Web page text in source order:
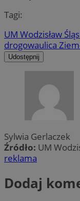
Tagi:
UM Wodzisław
drogowaulica
Udostępnij
Sylwia Gerlaczek
Źródło: UM
reklama
Dodaj